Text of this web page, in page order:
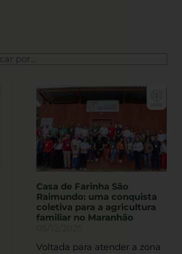
Casa de Farinha São
Raimundo: uma conquista
coletiva para a agricultura
familiar no Maranhão
Voltada para atender a zona